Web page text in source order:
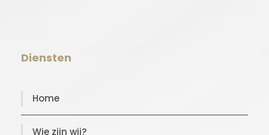
Diensten
Home
Wie zijn wij?